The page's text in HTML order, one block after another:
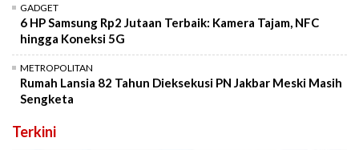
GADGET
6 HP Samsung Rp2 Jutaan Terbaik: Kamera Tajam, NFC
hingga Koneksi 5G
METROPOLITAN
Rumah Lansia 82 Tahun Dieksekusi PN Jakbar Meski Masih
Sengketa
Terkini